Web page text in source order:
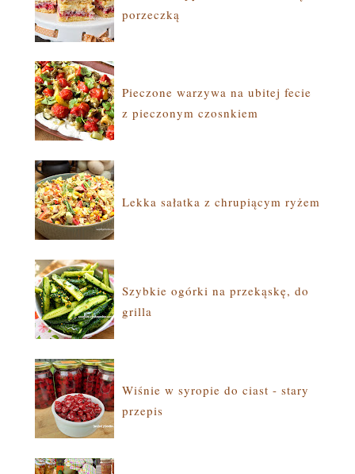
porzeczką
Pieczone warzywa na ubitej fecie
z pieczonym czosnkiem
Lekka sałatka z chrupiącym ryżem
Szybkie ogórki na przekąskę, do
grilla
Wiśnie w syropie do ciast - stary
przepis